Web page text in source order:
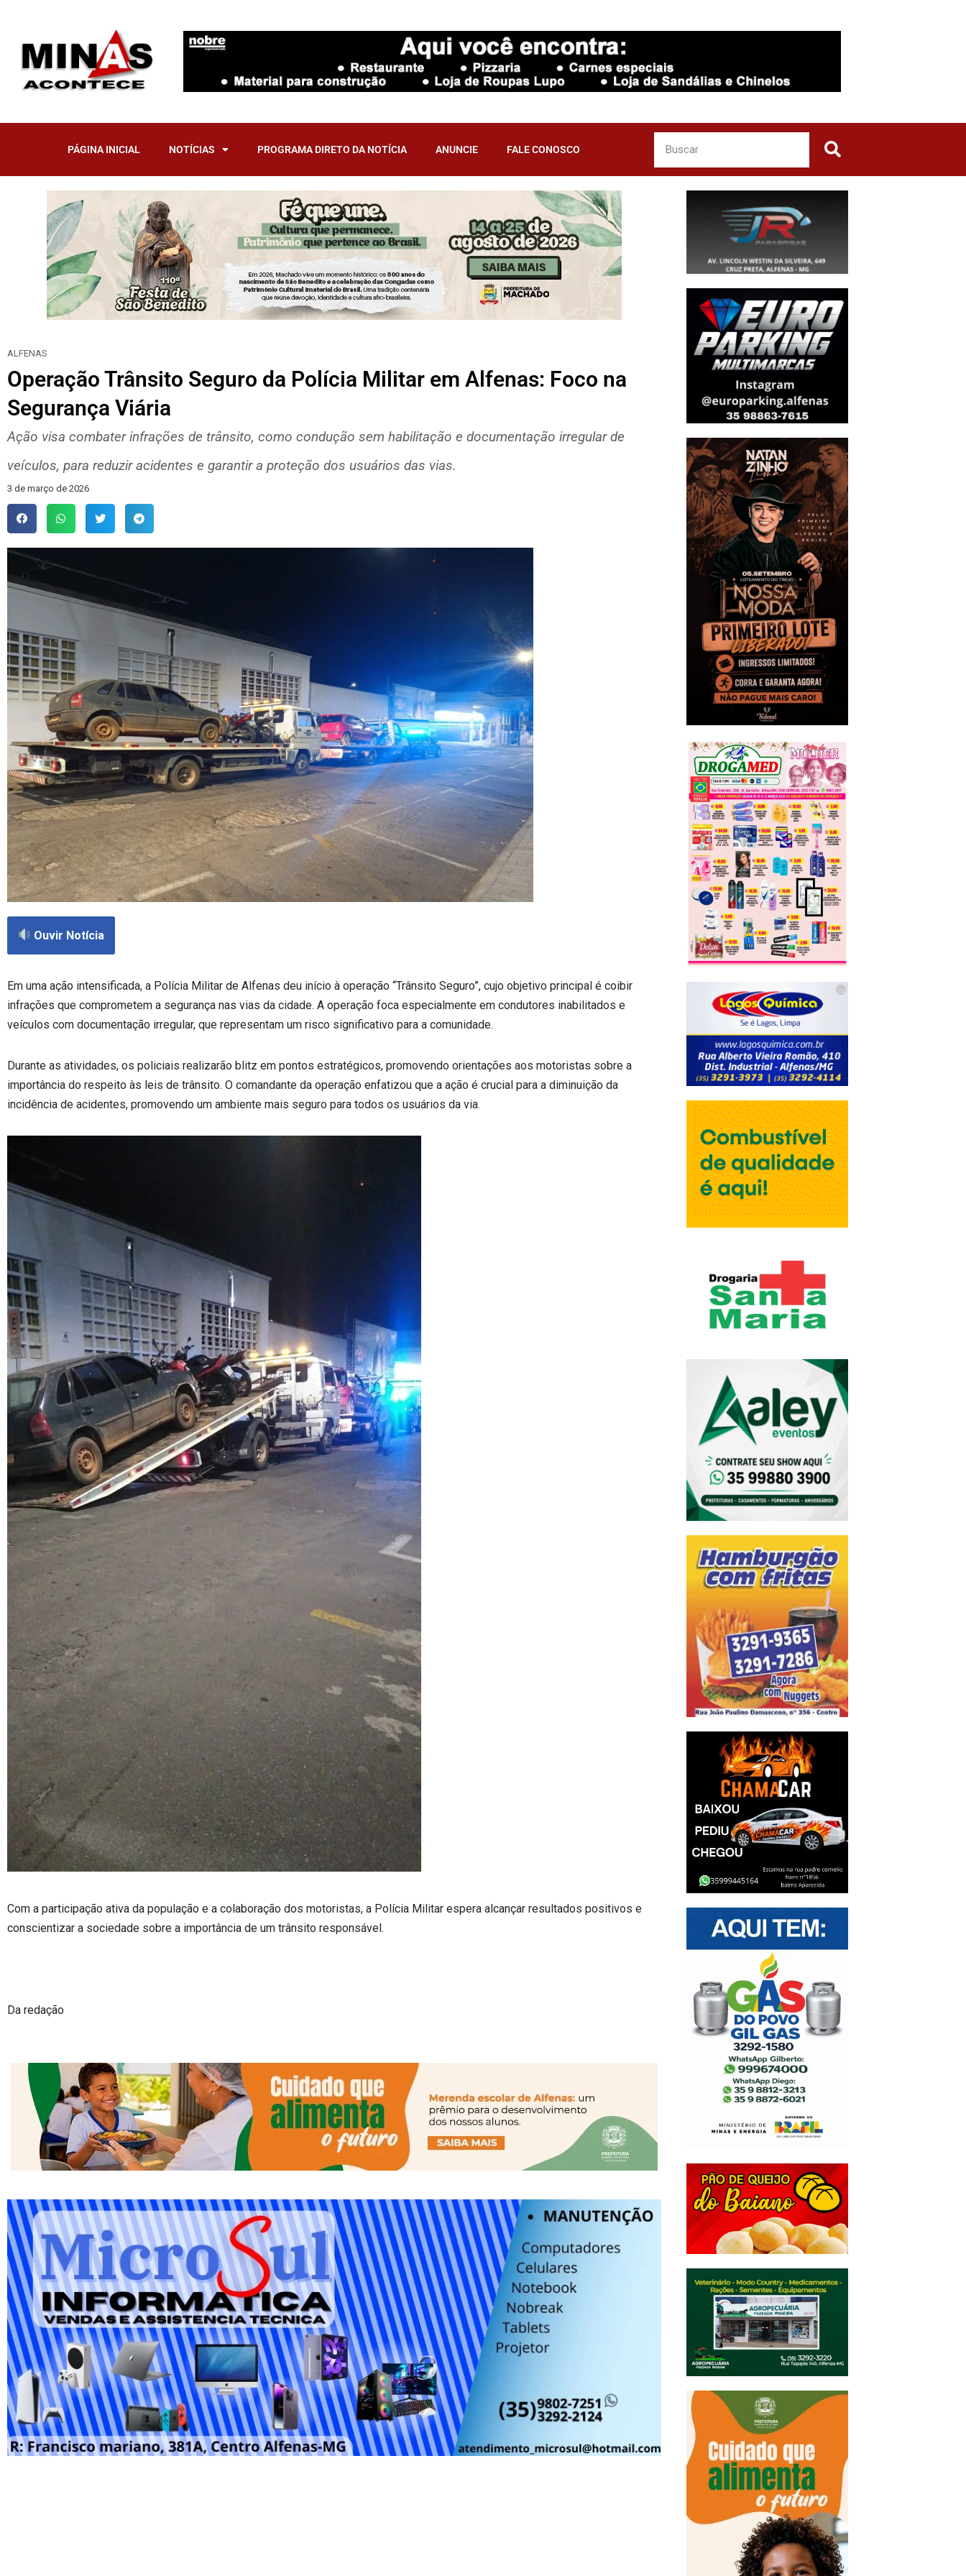
Pular
para
PÁGINA INICIAL NOTÍCIAS PROGRAMA DIRETO DA NOTÍCIA ANUNCIE FALE CONOSCO
ALFENAS
Operação Trânsito Seguro da Polícia Militar em Alfenas: Foco na
Segurança Viária
Ação visa combater infrações de trânsito, como condução sem habilitação e documentação irregular de
veículos, para reduzir acidentes e garantir a proteção dos usuários das vias.
3 de março de 2026
Ouvir Notícia
Em uma ação intensificada, a Polícia Militar de Alfenas deu início à operação “Trânsito Seguro”, cujo objetivo principal é coibir
infrações que comprometem a segurança nas vias da cidade. A operação foca especialmente em condutores inabilitados e
veículos com documentação irregular, que representam um risco significativo para a comunidade.
Durante as atividades, os policiais realizarão blitz em pontos estratégicos, promovendo orientações aos motoristas sobre a
importância do respeito às leis de trânsito. O comandante da operação enfatizou que a ação é crucial para a diminuição da
incidência de acidentes, promovendo um ambiente mais seguro para todos os usuários da via.
Com a participação ativa da população e a colaboração dos motoristas, a Polícia Militar espera alcançar resultados positivos e
conscientizar a sociedade sobre a importância de um trânsito responsável.
Da redação